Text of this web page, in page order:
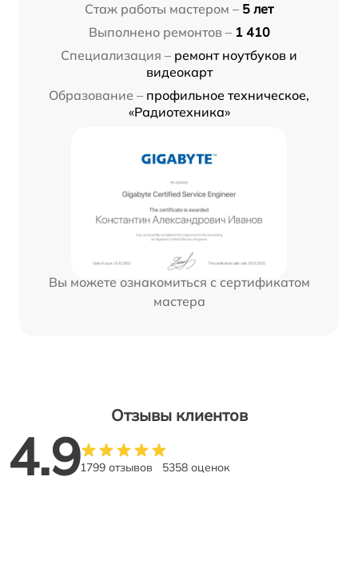
Стаж работы мастером – 5 лет
Выполнено ремонтов – 1 410
Специализация – ремонт ноутбуков и
видеокарт
Образование – профильное техническое,
«Радиотехника»
Вы можете ознакомиться с сертификатом
мастера
Отзывы клиентов
4.91799 отзывов 5358 оценок